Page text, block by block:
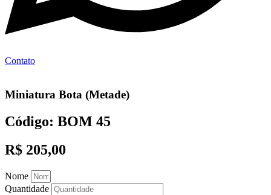
Contato
Miniatura Bota (Metade)
Código: BOM 45
R$ 205,00
Nome
Quantidade